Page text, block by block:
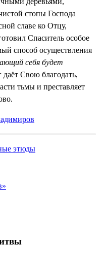
стопы Господа
славе ко Отцу,
Спаситель особое
способ осуществления
себя будет
Свою благодать,
тьмы и преставляет
этюды